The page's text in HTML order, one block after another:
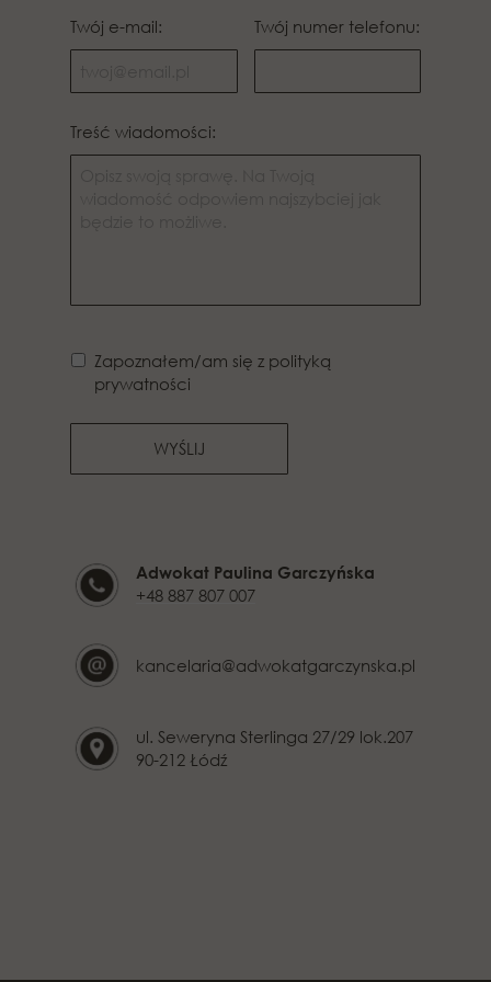
ul. Seweryna Sterlinga 27/29 lok.207
90-212 Łódź
kancelaria@adwokatgarczynska.pl
Adwokat Paulina Garczyńska
+48 887 807 007
Twój e-mail: Twój numer telefonu:
Treść wiadomości:
Zapoznałem/am się z polityką
prywatności
WYŚLIJ